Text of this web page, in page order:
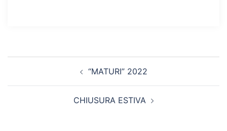
“MATURI” 2022
CHIUSURA ESTIVA